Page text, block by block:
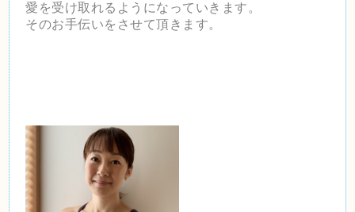
愛を受け取れるようになっていきます。
そのお手伝いをさせて頂きます。